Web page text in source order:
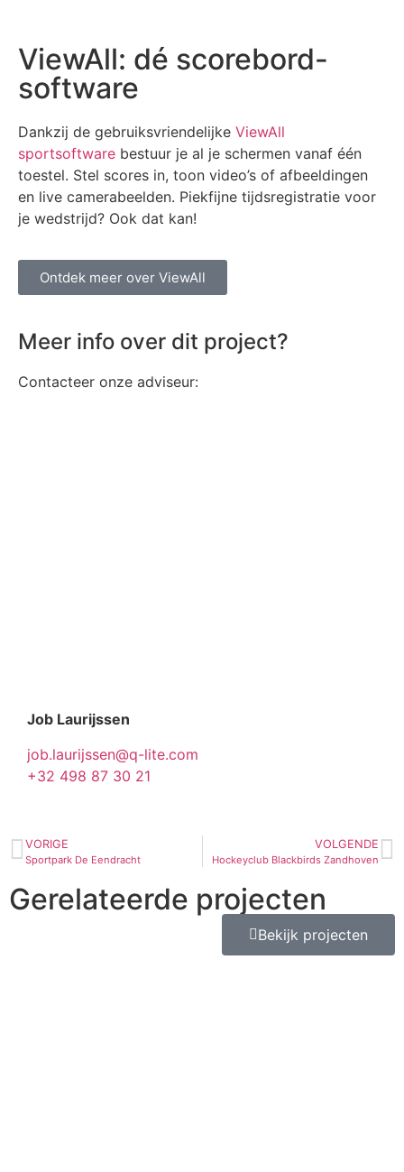
ViewAll: dé scorebord-
software
Dankzij de gebruiksvriendelijke ViewAll
sportsoftware bestuur je al je schermen vanaf één
toestel. Stel scores in, toon video’s of afbeeldingen
en live camerabeelden. Piekfijne tijdsregistratie voor
je wedstrijd? Ook dat kan!
Ontdek meer over ViewAll
Meer info over dit project?
Contacteer onze adviseur:
Job Laurijssen
job.laurijssen@q-lite.com
+32 498 87 30 21
VORIGE
Sportpark De Eendracht
VOLGENDE
Hockeyclub Blackbirds Zandhoven
Gerelateerde projecten
Bekijk projecten